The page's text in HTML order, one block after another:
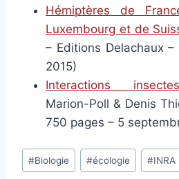
Hémiptères de
Luxembourg et de
– Editions Delachaux
2015)
Interactions
Marion-Poll & Denis
750 pages – 5
Étiquettes
de
#Biologie #écologie #INRA